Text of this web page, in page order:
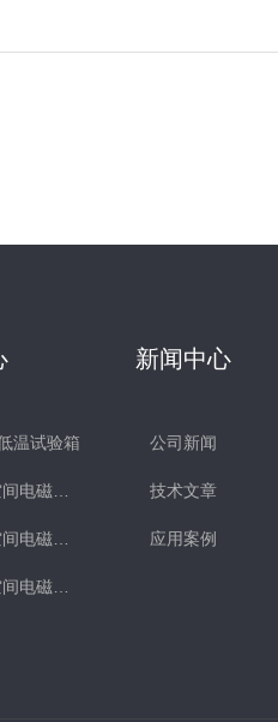
温试验箱
新闻中心
公司新闻
技术文章
应用案例